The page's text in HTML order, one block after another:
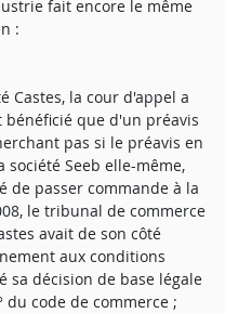
fait encore le même
:
Castes, la cour d'appel a
bénéficié que d'un préavis
pas si le préavis en
Seeb elle-même,
de passer commande à la
le tribunal de commerce
avait de son côté
aux conditions
sa décision de base légale
du code de commerce ;